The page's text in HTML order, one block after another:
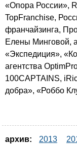
«Опора России»,
TopFranchise,
франчайзинга,
Елены Минговой,
«Экспедиция»,
агентства
100CAPTAINS,
добра», «Роббо
архив: 2013